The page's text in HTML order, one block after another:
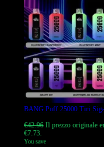
BANG Puff 25000 Tiri
€42.96 Il prezzo originale
€7.73.
You save